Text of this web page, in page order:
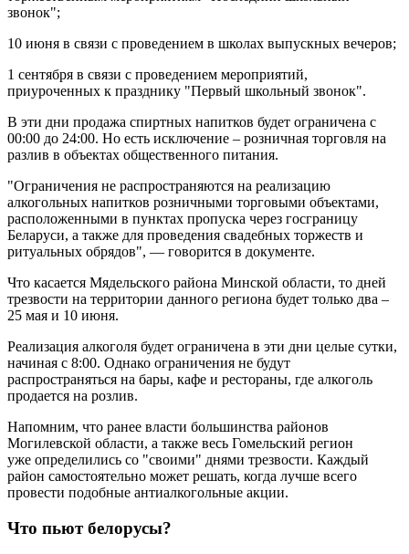
звонок";
10 июня в связи с проведением в школах выпускных вечеров;
1 сентября в связи с проведением мероприятий,
приуроченных к празднику "Первый школьный звонок".
В эти дни продажа спиртных напитков будет ограничена с
00:00 до 24:00. Но есть исключение – розничная торговля на
разлив в объектах общественного питания.
"Ограничения не распространяются на реализацию
алкогольных напитков розничными торговыми объектами,
расположенными в пунктах пропуска через госграницу
Беларуси, а также для проведения свадебных торжеств и
ритуальных обрядов", — говорится в документе.
Что касается Мядельского района Минской области, то дней
трезвости на территории данного региона будет только два –
25 мая и 10 июня.
Реализация алкоголя будет ограничена в эти дни целые сутки,
начиная с 8:00. Однако ограничения не будут
распространяться на бары, кафе и рестораны, где алкоголь
продается на розлив.
Напомним, что ранее власти большинства районов
Могилевской области, а также весь Гомельский регион
уже определились со "своими" днями трезвости. Каждый
район самостоятельно может решать, когда лучше всего
провести подобные антиалкогольные акции.
Что пьют белорусы?